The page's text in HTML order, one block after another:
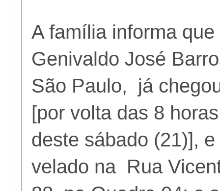
A família informa
Genivaldo José
São Paulo, já
[por volta das 8
deste sábado (21)],
velado na Rua